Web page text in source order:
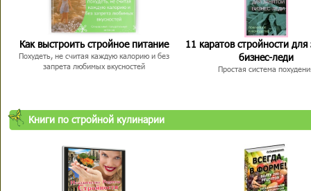
Как выстроить стройное питание
Похудеть, не считая каждую калорию и без
запрета любимых вкусностей
11 каратов стройности для
бизнес-леди
Простая система
Книги по стройной кулинарии